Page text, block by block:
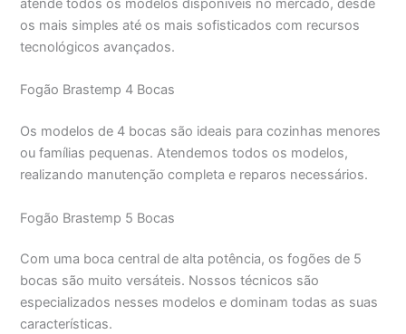
atende todos os modelos disponíveis no mercado, desde
os mais simples até os mais sofisticados com recursos
tecnológicos avançados.
Fogão Brastemp 4 Bocas
Os modelos de 4 bocas são ideais para cozinhas menores
ou famílias pequenas. Atendemos todos os modelos,
realizando manutenção completa e reparos necessários.
Fogão Brastemp 5 Bocas
Com uma boca central de alta potência, os fogões de 5
bocas são muito versáteis. Nossos técnicos são
especializados nesses modelos e dominam todas as suas
características.